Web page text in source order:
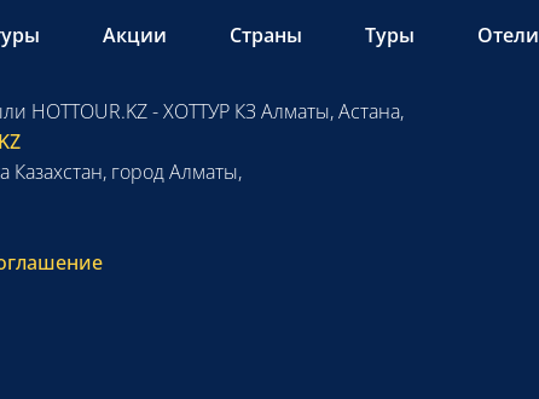
Акции Страны Туры Отели
HOTTOUR.KZ - ХОТТУР КЗ Алматы, Астана,
город Алматы,